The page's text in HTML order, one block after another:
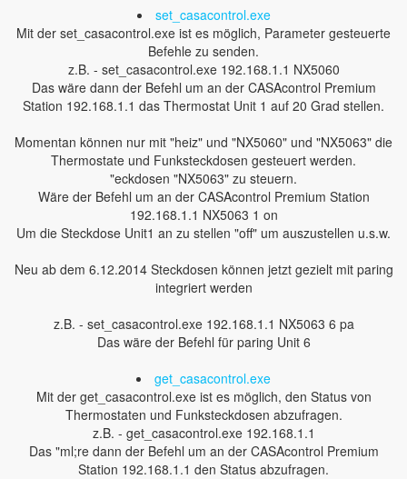
set_casacontrol.exe
Mit der set_casacontrol.exe ist es möglich, Parameter gesteuerte
Befehle zu senden.
z.B. - set_casacontrol.exe 192.168.1.1 NX5060
Das wäre dann der Befehl um an der CASAcontrol Premium
Station 192.168.1.1 das Thermostat Unit 1 auf 20 Grad stellen.
Momentan können nur mit "heiz" und "NX5060" und "NX5063" die
Thermostate und Funksteckdosen gesteuert werden.
"eckdosen "NX5063" zu steuern.
Wäre der Befehl um an der CASAcontrol Premium Station
192.168.1.1 NX5063 1 on
Um die Steckdose Unit1 an zu stellen "off" um auszustellen u.s.w.
Neu ab dem 6.12.2014 Steckdosen können jetzt gezielt mit paring
integriert werden
z.B. - set_casacontrol.exe 192.168.1.1 NX5063 6 pa
Das wäre der Befehl für paring Unit 6
get_casacontrol.exe
Mit der get_casacontrol.exe ist es möglich, den Status von
Thermostaten und Funksteckdosen abzufragen.
z.B. - get_casacontrol.exe 192.168.1.1
Das "ml;re dann der Befehl um an der CASAcontrol Premium
Station 192.168.1.1 den Status abzufragen.